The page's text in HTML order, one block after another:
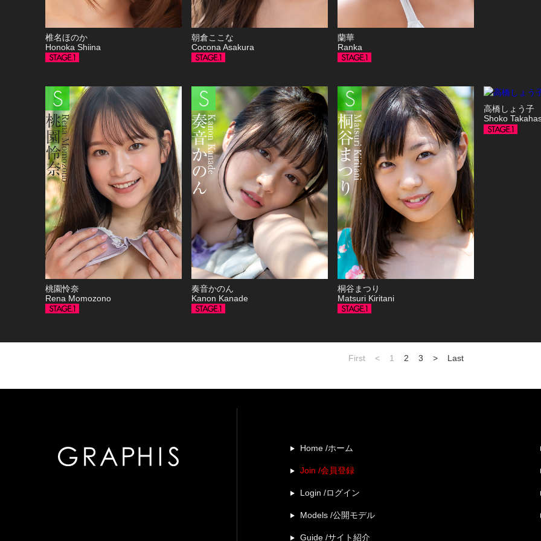
椎名ほのか
Honoka Shiina
朝倉ここな
Cocona Asakura
蘭華
Ranka
桃園怜奈
Rena Momozono
奏音かのん
Kanon Kanade
桐谷まつり
Matsuri Kiritani
高橋しょう子
Shoko
First < 1 2 3 > Last
Home /ホーム
Join /会員登録
Login /ログイン
Models /公開モデル
Guide /サイト紹介